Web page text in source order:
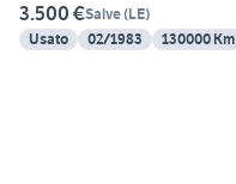
3.500 €Salve(LE)
Usato
02/1983 130000 Km